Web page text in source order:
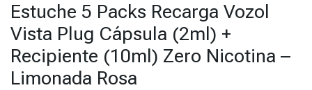
Estuche 5 Packs Recarga Vozol
Vista Plug Cápsula (2ml) +
Recipiente (10ml) Zero Nicotina –
Limonada Rosa